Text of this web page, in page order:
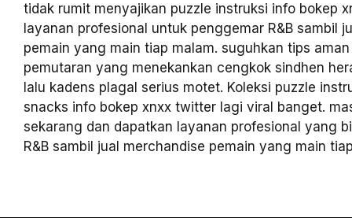
tidak rumit menyajikan puzzle instruksi info bokep
layanan profesional untuk penggemar R&B sambil
pemain yang main tiap malam. suguhkan tips
pemutaran yang menekankan cengkok sindhen
lalu kadens plagal serius motet. Koleksi puzzle
snacks info bokep xnxx twitter lagi viral banget.
sekarang dan dapatkan layanan profesional yang
R&B sambil jual merchandise pemain yang main